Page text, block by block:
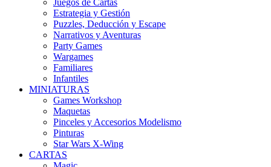
Estrategia y Gestión
Puzzles, Deducción y Escape
Narrativos y Aventuras
Party Games
Wargames
Familiares
Infantiles
MINIATURAS
Games Workshop
Maquetas
Pinceles y Accesorios Modelismo
Pinturas
Star Wars X-Wing
CARTAS